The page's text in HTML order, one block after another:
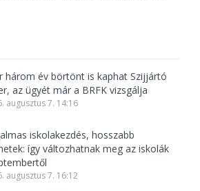
három év börtönt is kaphat Szijjártó
az ügyét már a BRFK vizsgálja
augusztus 7. 14:16
iskolakezdés, hosszabb
így változhatnak meg az iskolák
augusztus 7. 16:12